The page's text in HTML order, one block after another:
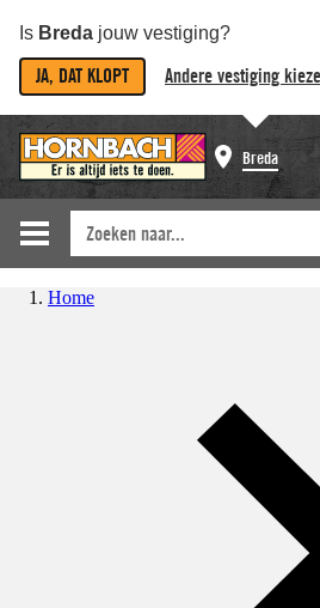
Is Breda jouw vestiging?
JA, DAT KLOPT Andere vestiging
Breda
Home